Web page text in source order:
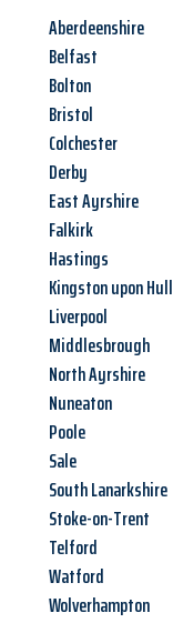
Aberdeenshire
Belfast
Bolton
Bristol
Colchester
Derby
East Ayrshire
Falkirk
Hastings
Kingston upon Hull
Liverpool
Middlesbrough
North Ayrshire
Nuneaton
Poole
Sale
South Lanarkshire
Stoke-on-Trent
Telford
Watford
Wolverhampton